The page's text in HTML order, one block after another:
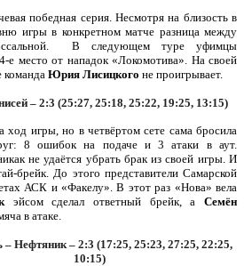
победная серия. Несмотря на близость в
игры в конкретном матче разница между
В следующем туре уфимцы
е место от нападок «Локомотива». На своей
командаЮрия Лисицкого не проигрывает.
– 2:3 (25:27, 25:18, 25:22, 19:25, 13:15)
ход игры, но в четвёртом сете сама бросила
8 ошибок на подаче и 3 атаки в аут.
не удаётся убрать брак из своей игры. И
брейк. До этого представители Самарской
АСК и «Факелу». В этот раз «Нова» вела
эйсом сделал ответный брейк, аСемён
в атаке.
– Нефтяник – 2:3 (17:25, 25:23, 27:25, 22:25,
10:15)